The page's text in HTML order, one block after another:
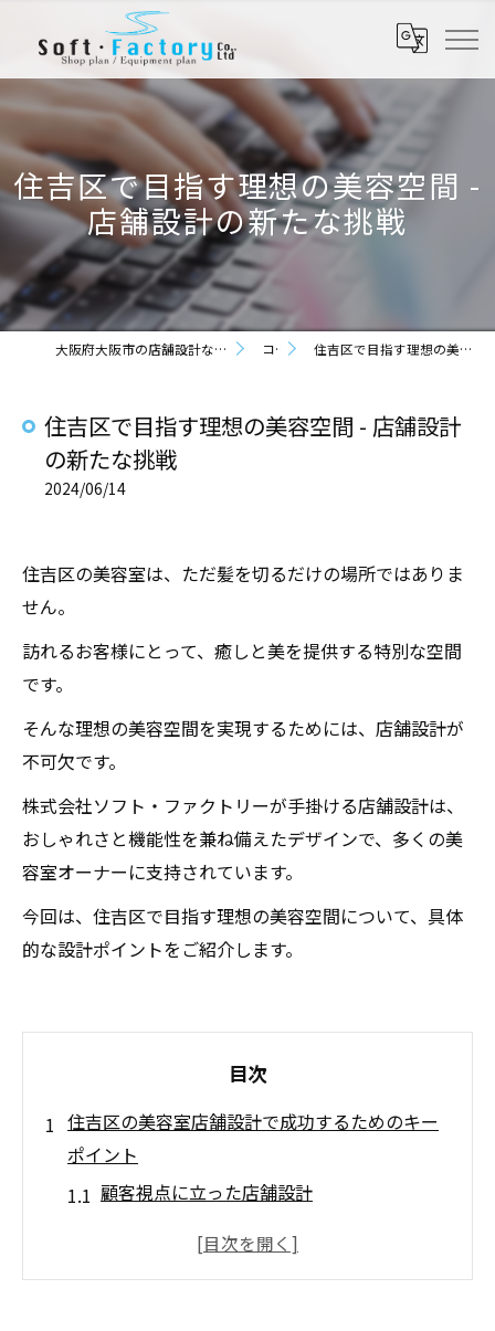
住吉区で目指す理想の美容空間 -
店舗設計の新たな挑戦
大阪府大阪市の店舗設計なら株式会社ソフト・ファクトリー コラム 住吉区で目指す理想の美容空間 - 店舗設計の新たな挑戦
住吉区で目指す理想の美容空間 - 店舗設計
の新たな挑戦
2024/06/14
住吉区の美容室は、ただ髪を切るだけの場所ではありま
せん。
訪れるお客様にとって、癒しと美を提供する特別な空間
です。
そんな理想の美容空間を実現するためには、店舗設計が
不可欠です。
株式会社ソフト・ファクトリーが手掛ける店舗設計は、
おしゃれさと機能性を兼ね備えたデザインで、多くの美
容室オーナーに支持されています。
今回は、住吉区で目指す理想の美容空間について、具体
的な設計ポイントをご紹介します。
目次
住吉区の美容室店舗設計で成功するためのキー
ポイント
顧客視点に立った店舗設計
動線設計の重要性